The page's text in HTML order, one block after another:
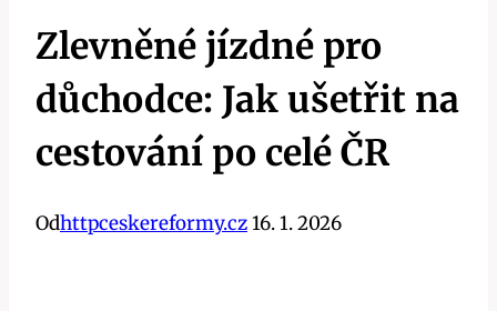
Zlevněné jízdné pro
důchodce: Jak ušetřit na
cestování po celé ČR
Odhttpceskereformy.cz16. 1. 2026